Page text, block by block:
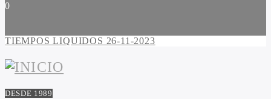
0
TIEMPOS LIQUIDOS 26-11-2023
DESDE 1989